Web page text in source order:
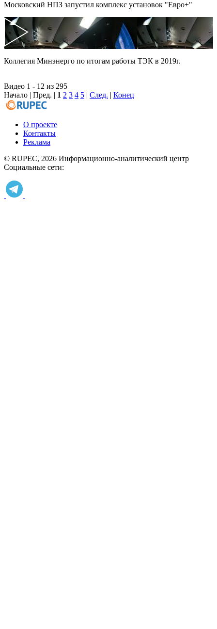
Московский НПЗ запустил комплекс установок "Евро+"
Коллегия Минэнерго по итогам работы ТЭК в 2019г.
Видео 1 - 12 из 295
Начало | Пред. | 1 2 3 4 5 | След. | Конец
О проекте
Контакты
Реклама
© RUPEC, 2026 Информационно-аналитический центр
Социальные сети: